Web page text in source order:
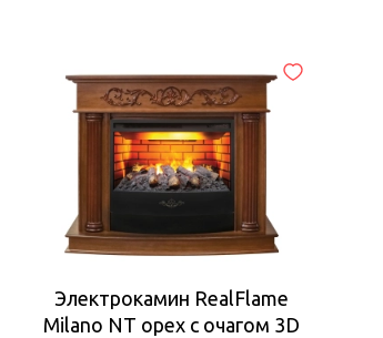
Купить
Электрокамин RealFlame
Milano NT орех с очагом 3D